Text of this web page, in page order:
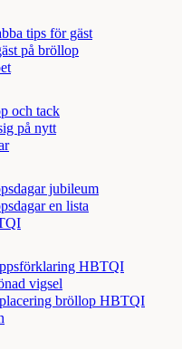
tips för gäst
på bröllop
och tack
på nytt
jubileum
en lista
HBTQI
vigsel
bröllop HBTQI